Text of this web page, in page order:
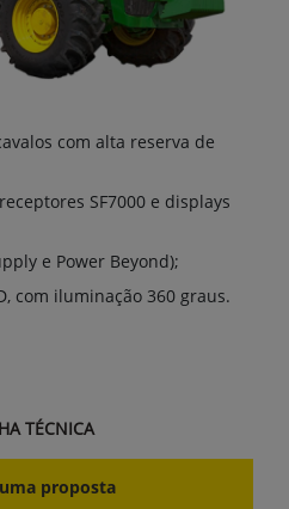
com alta reserva de
SF7000 e displays
e Power Beyond);
com iluminação 360 graus.
TÉCNICA
proposta